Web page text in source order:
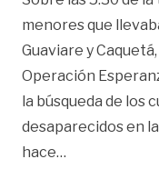
menores que
Guaviare y
Operación
la búsqueda de los
desaparecidos en
hace…